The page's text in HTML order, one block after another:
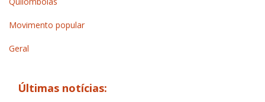
Movimento popular
Geral
Últimas notícias: